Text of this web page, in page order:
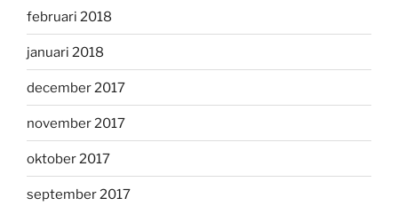
februari 2018
januari 2018
december 2017
november 2017
oktober 2017
september 2017